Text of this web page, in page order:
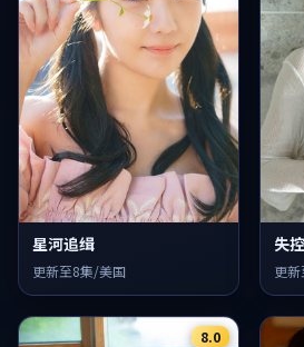
星河追缉
更新至8集/美国
失
更
8.0